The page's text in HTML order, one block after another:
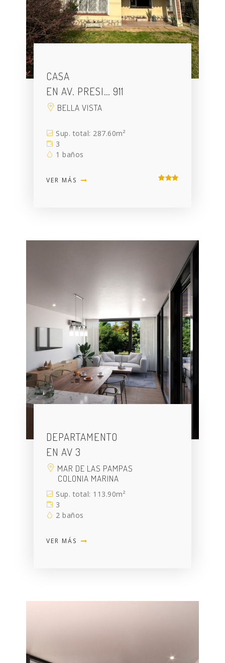
CASA
EN AV. PRESI… 911
BELLA VISTA
Sup. total: 287.60m²
3
1 baños
VER MÁS
DEPARTAMENTO
EN AV 3
MAR DE LAS PAMPAS
COLONIA MARINA
Sup. total: 113.90m²
3
2 baños
VER MÁS